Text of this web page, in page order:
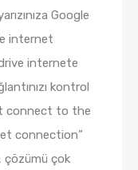
Google
internet
internete
kontrol
connect to the
connection”
çözümü çok